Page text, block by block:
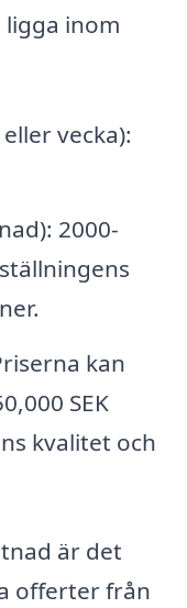
inom
vecka):
2000-
kan
SEK
kvalitet och
är det
offerter från